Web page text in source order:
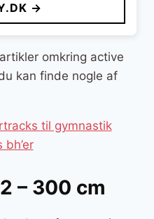
→
omkring active
kan finde nogle af
til gymnastik
– 300 cm